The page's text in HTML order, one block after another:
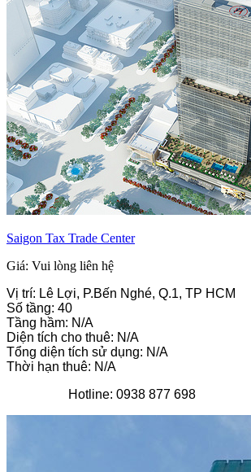
Saigon Tax Trade Center
Giá: Vui lòng liên hệ
Vị trí: Lê Lợi, P.Bến Nghé, Q.1, TP HCM
Số tầng: 40
Tầng hầm: N/A
Diện tích cho thuê: N/A
Tổng diện tích sử dụng: N/A
Thời hạn thuê: N/A
Hotline: 0938 877 698